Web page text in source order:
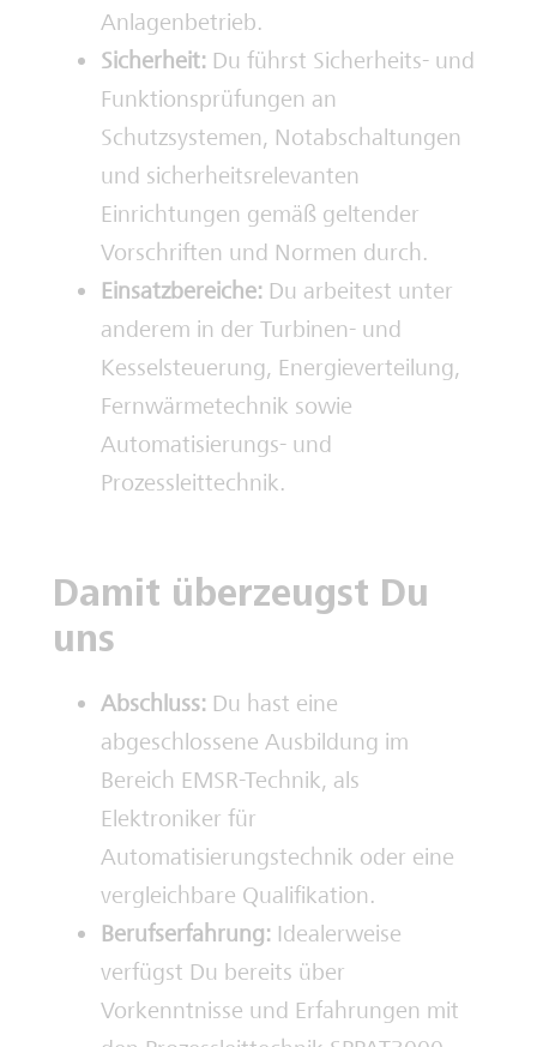
Anlagenbetrieb.
Sicherheit: Du führst Sicherheits- und
Funktionsprüfungen an
Schutzsystemen, Notabschaltungen
und sicherheitsrelevanten
Einrichtungen gemäß geltender
Vorschriften und Normen durch.
Einsatzbereiche: Du arbeitest unter
anderem in der Turbinen- und
Kesselsteuerung, Energieverteilung,
Fernwärmetechnik sowie
Automatisierungs- und
Prozessleittechnik.
Damit überzeugst Du
uns
Abschluss: Du hast eine
abgeschlossene Ausbildung im
Bereich EMSR-Technik, als
Elektroniker für
Automatisierungstechnik oder eine
vergleichbare Qualifikation.
Berufserfahrung: Idealerweise
verfügst Du bereits über
Vorkenntnisse und Erfahrungen mit